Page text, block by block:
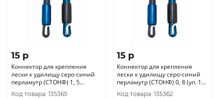
15 p
Коннектор для крепления
лески к удилищу серо-синий
перламутр (СТОНФ) 1, 5
(уп/10шт.) Три Кита
Код товара: 135365
15 p
Коннектор для крепления
лески к удилищу серо-синий
перламутр (СТОНФ) 0, 8 (уп. 10
шт.)
Код товара: 135362